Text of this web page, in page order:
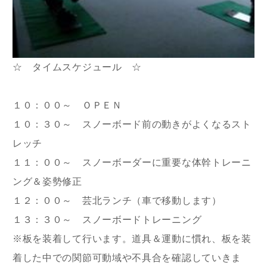
☆ タイムスケジュール ☆
１０：００～ ＯＰＥＮ
１０：３０～ スノーボード前の動きがよくなるスト
レッチ
１１：００～ スノーボーダーに重要な体幹トレーニ
ング＆姿勢修正
１２：００～ 芸北ランチ（車で移動します）
１３：３０～ スノーボードトレーニング
※板を装着して行います。道具＆運動に慣れ、板を装
着した中での関節可動域や不具合を確認していきま